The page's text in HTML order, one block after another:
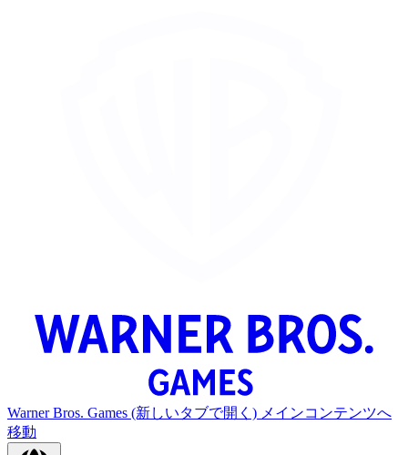
Warner Bros. Games (新しいタブで開く) メインコンテンツへ
移動